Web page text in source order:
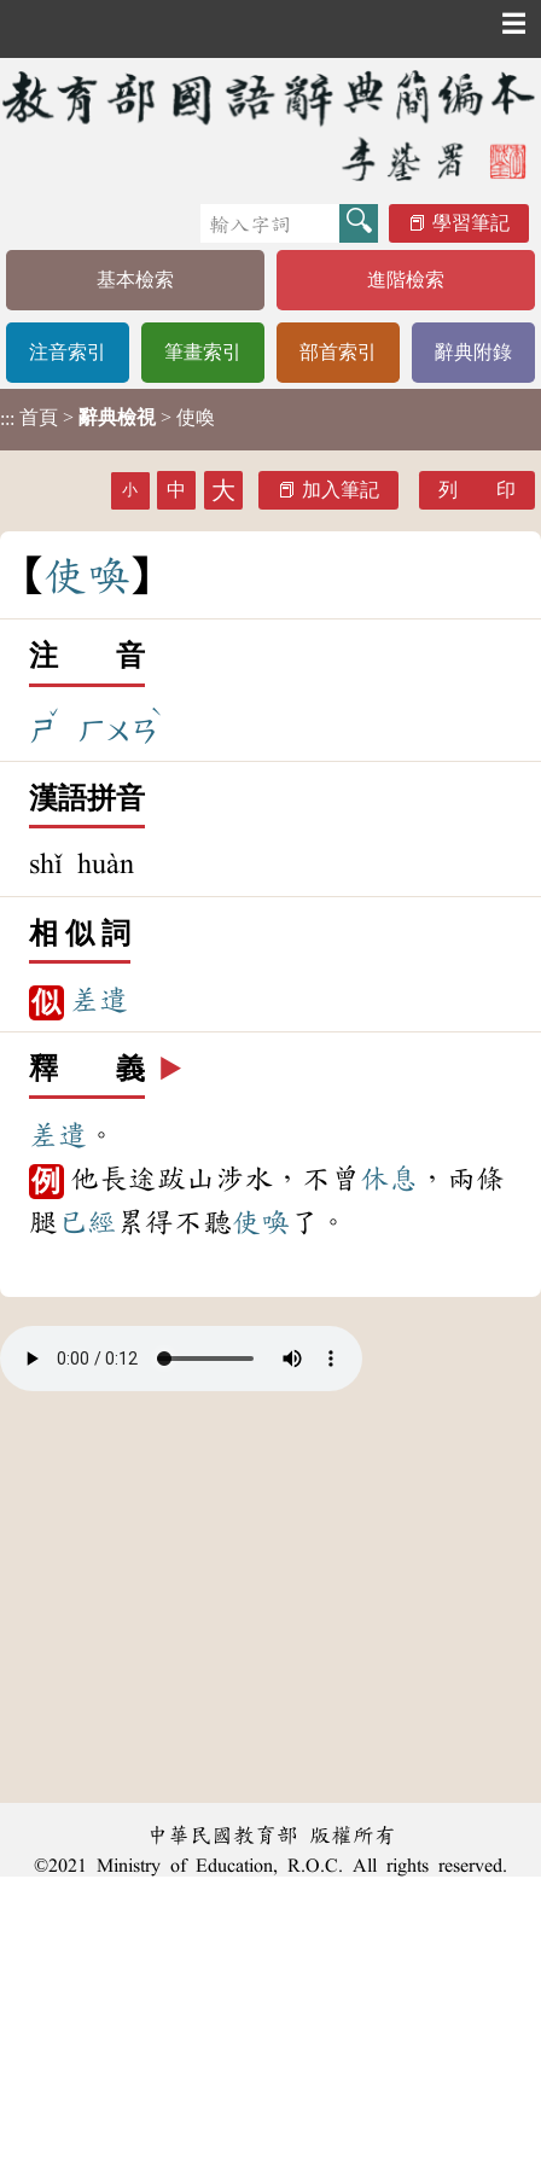
☰
學習筆記
基本檢索 進階檢索
注音索引 筆畫索引 部首索引 辭典附錄
::: 首頁 > 辭典檢視 > 使喚
小 中 大 加入筆記 列 印
使 喚
注 音
ㄕ
ˇ
ㄏㄨㄢ
ˋ
漢語拼音
shǐ huàn
相 似 詞
似 差遣
釋 義 ▶️
差遣 。
例 他長途跋山涉水，不曾 休息 ，兩條
腿 已經 累得不聽使喚 了。
中華民國教育部 版權所有
©2021 Ministry of Education, R.O.C. All rights reserved.